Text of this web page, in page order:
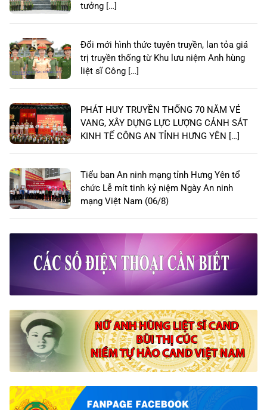
tưởng […]
Đổi mới hình thức tuyên truyền, lan tỏa giá
trị truyền thống từ Khu lưu niệm Anh hùng
liệt sĩ Công […]
PHÁT HUY TRUYỀN THỐNG 70 NĂM VẺ
VANG, XÂY DỰNG LỰC LƯỢNG CẢNH SÁT
KINH TẾ CÔNG AN TỈNH HƯNG YÊN […]
Tiểu ban An ninh mạng tỉnh Hưng Yên tổ
chức Lễ mít tinh kỷ niệm Ngày An ninh
mạng Việt Nam (06/8)